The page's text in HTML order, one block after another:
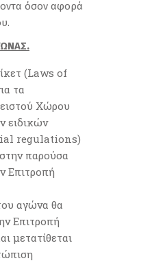
όσον αφορά
(Laws of
τα
Χώρου
ειδικών
regulations)
παρούσα
Επιτροπή
αγώνα θα
Επιτροπή
μετατίθεται